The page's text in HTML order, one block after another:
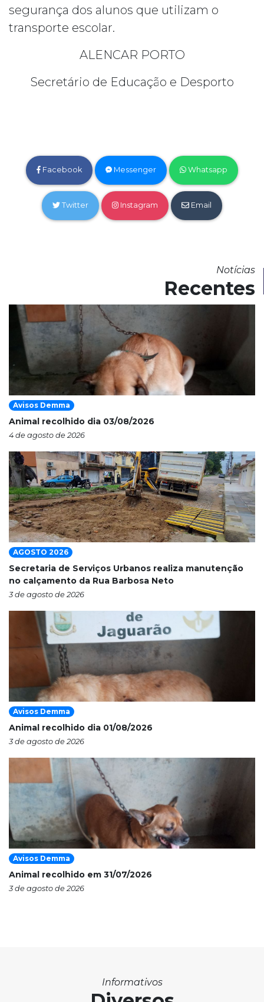
segurança dos alunos que utilizam o
transporte escolar.
ALENCAR PORTO
Secretário de Educação e Desporto
Facebook Messenger Whatsapp
Twitter Instagram Email
Notícias
Recentes
Avisos Demma
Animal recolhido dia 03/08/2026
4 de agosto de 2026
AGOSTO 2026
Secretaria de Serviços Urbanos realiza manutenção
no calçamento da Rua Barbosa Neto
3 de agosto de 2026
Avisos Demma
Animal recolhido dia 01/08/2026
3 de agosto de 2026
Avisos Demma
Animal recolhido em 31/07/2026
3 de agosto de 2026
Informativos